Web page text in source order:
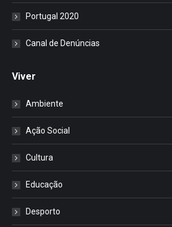
Portugal 2020
Canal de Denúncias
Viver
Ambiente
Ação Social
Cultura
Educação
Desporto